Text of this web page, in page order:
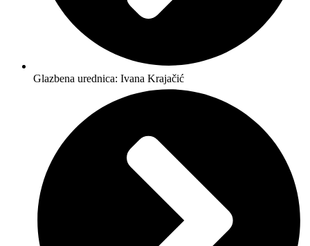
Glazbena urednica: Ivana Krajačić